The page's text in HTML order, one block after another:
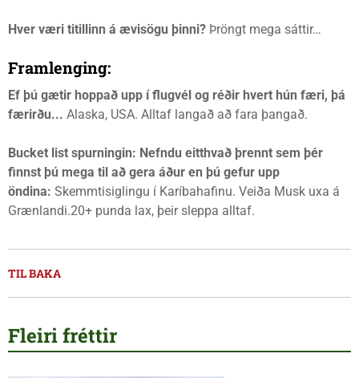
Hver væri titillinn á ævisögu þinni? Þröngt mega sáttir…
Framlenging:
Ef þú gætir hoppað upp í flugvél og réðir hvert hún færi, þá
færirðu... Alaska, USA. Alltaf langað að fara þangað.
Bucket list spurningin: Nefndu eitthvað þrennt sem þér
finnst þú mega til að gera áður en þú gefur upp
öndina: Skemmtisiglingu í Karíbahafinu. Veiða Musk uxa á
Grænlandi.20+ punda lax, þeir sleppa alltaf.
TIL BAKA
Fleiri fréttir